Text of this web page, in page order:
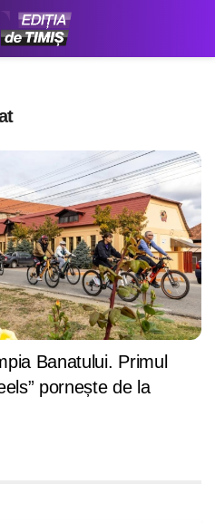
Banatului. Primul
pornește de la